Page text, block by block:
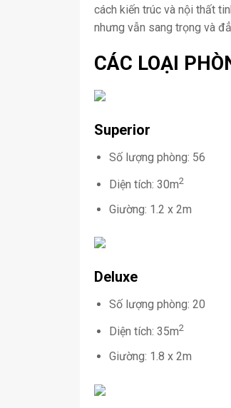
cách kiến trúc và nội thất
nhưng vẫn sang trọng và
CÁC LOẠI
Superior
Số lượng phòng: 56
Diện tích: 30m2
Giường: 1.2 x 2m
Deluxe
Số lượng phòng: 20
Diện tích: 35m2
Giường: 1.8 x 2m